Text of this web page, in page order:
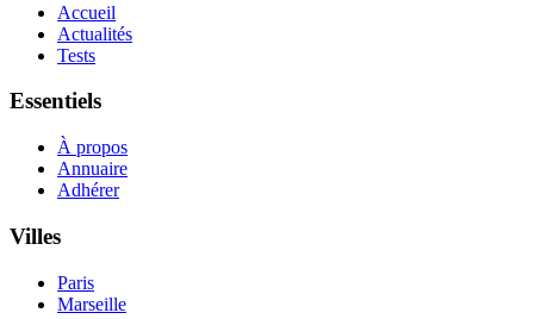
Accueil
Actualités
Tests
Essentiels
À propos
Annuaire
Adhérer
Villes
Paris
Marseille